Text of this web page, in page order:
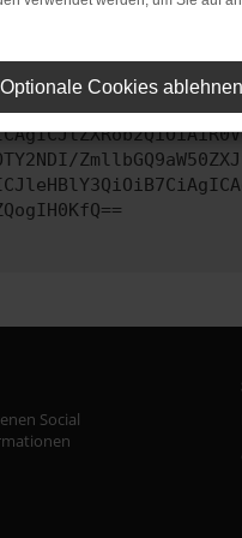
werden versuchen,
Social
Optionale Cookies ablehnen